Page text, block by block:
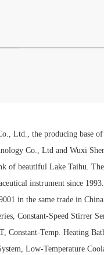
Ltd., the producing base of
Co., Ltd and Wuxi
of beautiful Lake Taihu.
instrument since
in the same trade in
Constant-Speed Stirrer
Constant-Temp. Heating
Low-Temperature